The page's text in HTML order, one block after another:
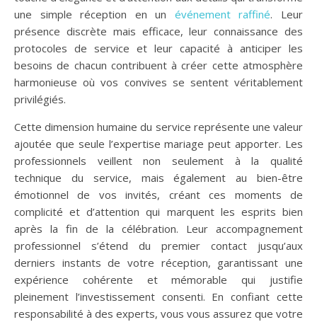
une simple réception en un événement raffiné. Leur
présence discrète mais efficace, leur connaissance des
protocoles de service et leur capacité à anticiper les
besoins de chacun contribuent à créer cette atmosphère
harmonieuse où vos convives se sentent véritablement
privilégiés.
Cette dimension humaine du service représente une valeur
ajoutée que seule l’expertise mariage peut apporter. Les
professionnels veillent non seulement à la qualité
technique du service, mais également au bien-être
émotionnel de vos invités, créant ces moments de
complicité et d’attention qui marquent les esprits bien
après la fin de la célébration. Leur accompagnement
professionnel s’étend du premier contact jusqu’aux
derniers instants de votre réception, garantissant une
expérience cohérente et mémorable qui justifie
pleinement l’investissement consenti. En confiant cette
responsabilité à des experts, vous vous assurez que votre